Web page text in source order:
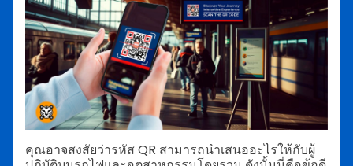
คุณอาจสงสัยว่ารหัส QR สามารถนำเสนออะไรให้กับผู้